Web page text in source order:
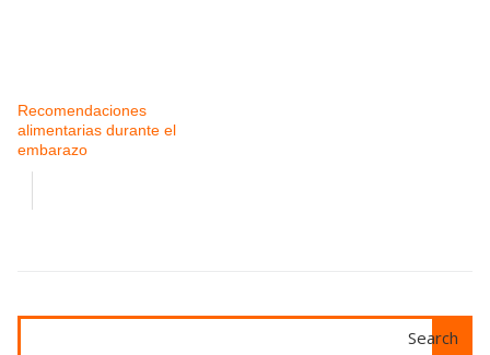
Recomendaciones
alimentarias durante el
embarazo
Search